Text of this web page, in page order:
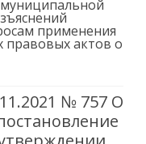
применения
актов о
№ 757 О